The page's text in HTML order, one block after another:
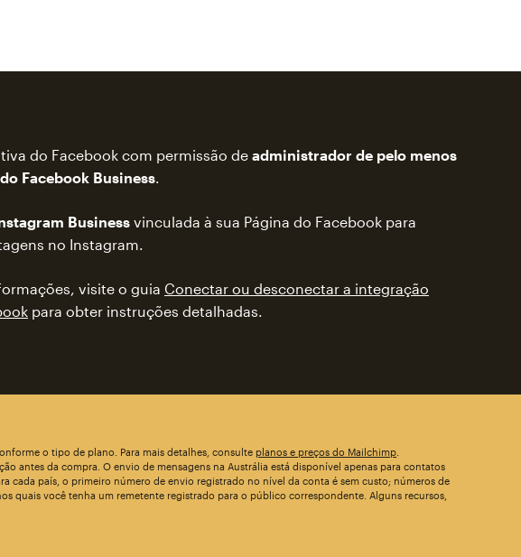
do Facebook com permissão de administrador de pelo menos
Facebook Business.
Business vinculada à sua Página do Facebook para
no Instagram.
visite o guia Conectar ou desconectar a integração
para obter instruções detalhadas.
o tipo de plano. Para mais detalhes, consulte planos e preços do Mailchimp
antes da compra. O envio de mensagens na Austrália está disponível apenas para contatos
cada país, o primeiro número de envio registrado no nível da conta é sem custo; números de
quais você tenha um remetente registrado para o público correspondente. Alguns recursos,